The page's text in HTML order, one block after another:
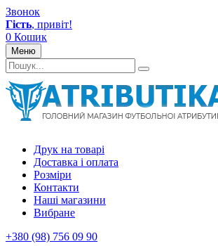
Звонок
Гість, привіт!
0 Кошик
Меню
Друк на товарі
Доставка і оплата
Розміри
Контакти
Наші магазини
Вибране
+380 (98) 756 09 90